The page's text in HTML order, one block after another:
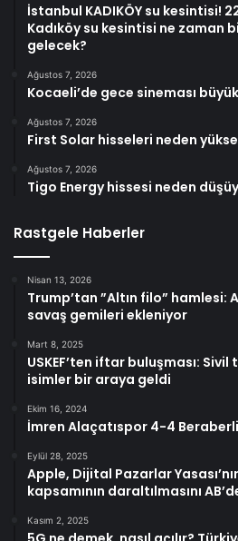
İstanbul KADIKÖY su kesintisi!
Kadıköy su kesintisi ne zaman
gelecek?
Ağustos 7, 2026
Kocaeli’de gece sineması
Ağustos 7, 2026
First Solar hisseleri neden
Ağustos 7, 2026
Tigo Energy hissesi neden
Rastgele Haberler
Nisan 13, 2026
Trump’tan ”Altın filo” hamlesi:
savaş gemileri ekleniyor
Mart 8, 2025
USKEF’ten iftar buluşması:
isimler bir araya geldi
Ekim 16, 2024
İmren Alaçatıspor 4-4
Eylül 28, 2025
Apple, Dijital Pazarlar
kapsamının daraltılmasını
Kasım 2, 2025